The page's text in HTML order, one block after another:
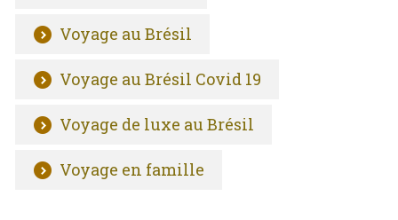
Voyage au Brésil
Voyage au Brésil Covid 19
Voyage de luxe au Brésil
Voyage en famille